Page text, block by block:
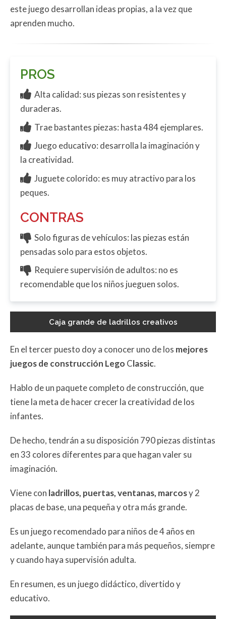
este juego desarrollan ideas propias, a la vez que
aprenden mucho.
PROS
Alta calidad: sus piezas son resistentes y
duraderas.
Trae bastantes piezas: hasta 484 ejemplares.
Juego educativo: desarrolla la imaginación y
la creatividad.
Juguete colorido: es muy atractivo para los
peques.
CONTRAS
Solo figuras de vehículos: las piezas están
pensadas solo para estos objetos.
Requiere supervisión de adultos: no es
recomendable que los niños jueguen solos.
Caja grande de ladrillos creativos
En el tercer puesto doy a conocer uno de los mejores
juegos de construcción Lego Classic.
Hablo de un paquete completo de construcción, que
tiene la meta de hacer crecer la creatividad de los
infantes.
De hecho, tendrán a su disposición 790 piezas distintas
en 33 colores diferentes para que hagan valer su
imaginación.
Viene con ladrillos, puertas, ventanas, marcosy 2
placas de base, una pequeña y otra más grande.
Es un juego recomendado para niños de 4 años en
adelante, aunque también para más pequeños, siempre
y cuando haya supervisión adulta.
En resumen, es un juego didáctico, divertido y
educativo.